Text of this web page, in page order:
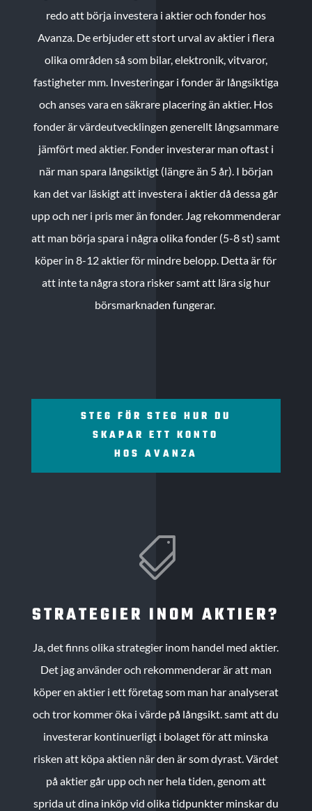
redo att börja investera i aktier och fonder hos
Avanza. De erbjuder ett stort urval av aktier i flera
olika områden så som bilar, elektronik, vitvaror,
fastigheter mm. Investeringar i fonder är långsiktiga
och anses vara en säkrare placering än aktier. Hos
fonder är värdeutvecklingen generellt långsammare
jämfört med aktier. Fonder investerar man oftast i
när man spara långsiktigt (längre än 5 år). I början
kan det var läskigt att investera i aktier då dessa går
upp och ner i pris mer än fonder. Jag rekommenderar
att man börja spara i några olika fonder (5-8 st) samt
köper in 8-12 aktier för mindre belopp. Detta är för
att inte ta några stora risker samt att lära sig hur
börsmarknaden fungerar.
STEG FÖR STEG HUR DU
SKAPAR ETT KONTO
HOS AVANZA

STRATEGIER INOM AKTIER?
Ja, det finns olika strategier inom handel med aktier.
Det jag använder och rekommenderar är att man
köper en aktier i ett företag som man har analyserat
och tror kommer öka i värde på långsikt. samt att du
investerar kontinuerligt i bolaget för att minska
risken att köpa aktien när den är som dyrast. Värdet
på aktier går upp och ner hela tiden, genom att
sprida ut dina inköp vid olika tidpunkter minskar du